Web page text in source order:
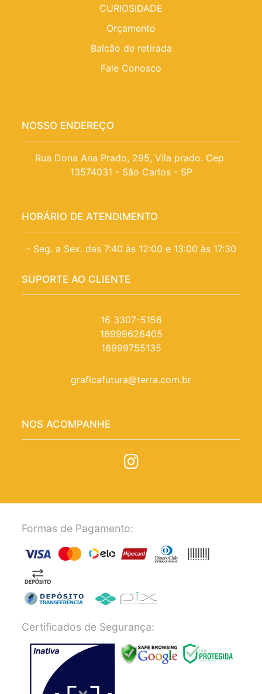
CURIOSIDADE
Orçamento
Balcão de retirada
Fale Conosco
NOSSO ENDEREÇO
Rua Dona Ana Prado, 295, Vila prado. Cep
13574031 - São Carlos - SP
HORÁRIO DE ATENDIMENTO
- Seg. a Sex. das 7:40 às 12:00 e 13:00 às 17:30
SUPORTE AO CLIENTE
16 3307-5156
16999626405
16999755135
graficafutura@terra.com.br
NOS ACOMPANHE
Formas de Pagamento:
Certificados de Segurança: